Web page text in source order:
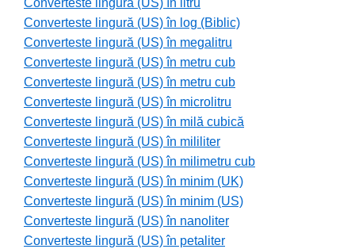
Converteste lingură (US) în litru
Converteste lingură (US) în log (Biblic)
Converteste lingură (US) în megalitru
Converteste lingură (US) în metru cub
Converteste lingură (US) în metru cub
Converteste lingură (US) în microlitru
Converteste lingură (US) în milă cubică
Converteste lingură (US) în mililiter
Converteste lingură (US) în milimetru cub
Converteste lingură (US) în minim (UK)
Converteste lingură (US) în minim (US)
Converteste lingură (US) în nanoliter
Converteste lingură (US) în petaliter